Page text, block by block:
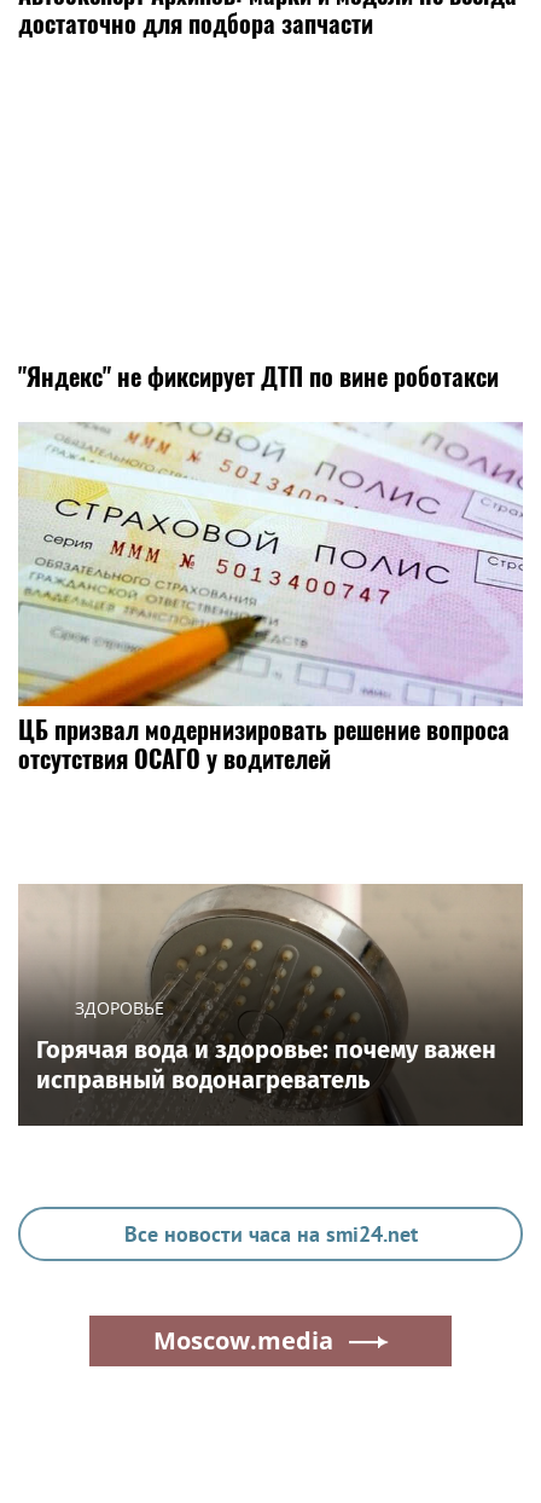
достаточно для подбора запчасти
"Яндекс" не фиксирует ДТП по вине роботакси
ЦБ призвал модернизировать решение вопроса
отсутствия ОСАГО у водителей
ЗДОРОВЬЕ
Горячая вода и здоровье: почему важен
исправный водонагреватель
Все новости часа на smi24.net
Moscow.media